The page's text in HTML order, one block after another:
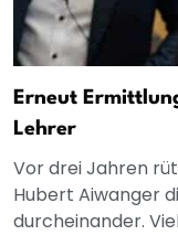
Erneut
Lehrer
Vor drei Jahren
Hubert Aiwanger
durcheinander.